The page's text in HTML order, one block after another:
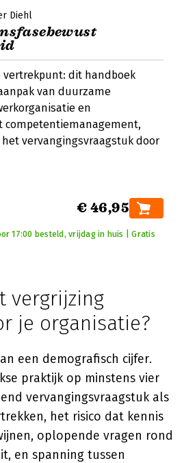
Diehl
vertrekpunt: dit handboek
van duurzame
en
vervangingsvraagstuk door
€ 46,95
17:00 besteld, vrijdag in huis | Gratis
vergrijzing
je organisatie?
een demografisch cijfer.
praktijk op minstens vier
vervangingsvraagstuk als
het risico dat kennis
oplopende vragen rond
en spanning tussen